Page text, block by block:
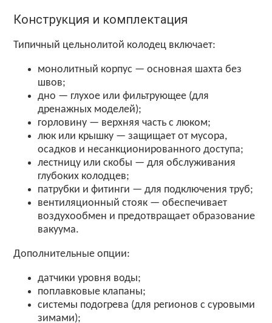
Конструкция и комплектация
Типичный цельнолитой колодец включает:
монолитный корпус — основная шахта без
швов;
дно — глухое или фильтрующее (для
дренажных моделей);
горловину — верхняя часть с люком;
люк или крышку — защищает от мусора,
осадков и несанкционированного доступа;
лестницу или скобы — для обслуживания
глубоких колодцев;
патрубки и фитинги — для подключения труб;
вентиляционный стояк — обеспечивает
воздухообмен и предотвращает образование
вакуума.
Дополнительные опции:
датчики уровня воды;
поплавковые клапаны;
системы подогрева (для регионов с суровыми
зимами);